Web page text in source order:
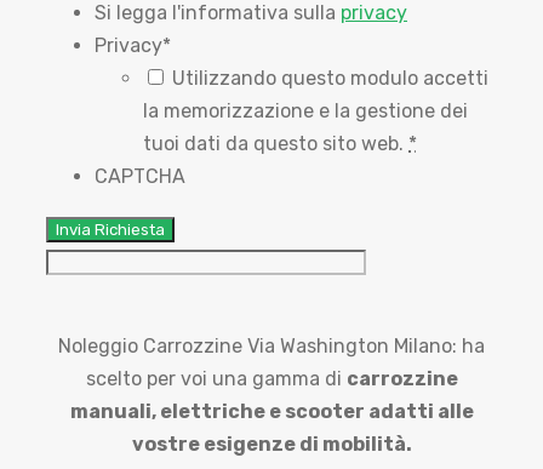
Si legga l'informativa sulla privacy
Privacy*
Utilizzando questo modulo accetti
la memorizzazione e la gestione dei
tuoi dati da questo sito web. *
CAPTCHA
Noleggio Carrozzine Via Washington Milano: ha
scelto per voi una gamma di carrozzine
manuali,elettriche e scooter adatti alle
vostre esigenze di mobilità.